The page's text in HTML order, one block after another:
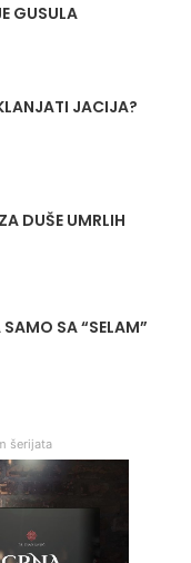
GUSULA
JACIJA?
DUŠE UMRLIH
SA “SELAM”
šerijata